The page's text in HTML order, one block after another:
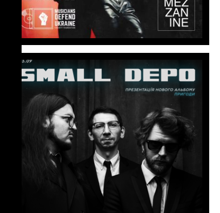
дізнатися більше
19:00
Small Depo: презентація альбому
«Пригоди»
Велика програма, запрошені
артисти та любов 🖤🚃